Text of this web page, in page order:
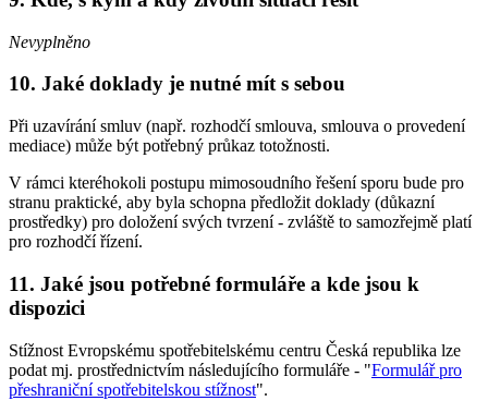
Nevyplněno
10. Jaké doklady je nutné mít s sebou
Při uzavírání smluv (např. rozhodčí smlouva, smlouva o provedení
mediace) může být potřebný průkaz totožnosti.
V rámci kteréhokoli postupu mimosoudního řešení sporu bude pro
stranu praktické, aby byla schopna předložit doklady (důkazní
prostředky) pro doložení svých tvrzení - zvláště to samozřejmě platí
pro rozhodčí řízení.
11. Jaké jsou potřebné formuláře a kde jsou k
dispozici
Stížnost Evropskému spotřebitelskému centru Česká republika lze
podat mj. prostřednictvím následujícího formuláře - "Formulář pro
přeshraniční spotřebitelskou stížnost".